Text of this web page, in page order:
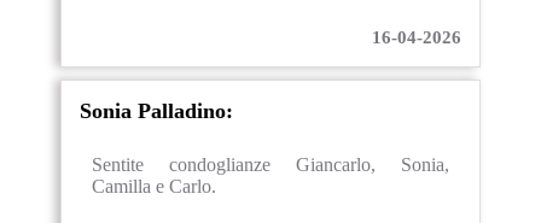
16-04-2026
Sonia Palladino:
Sentite condoglianze Giancarlo, Sonia,
Camilla e Carlo.